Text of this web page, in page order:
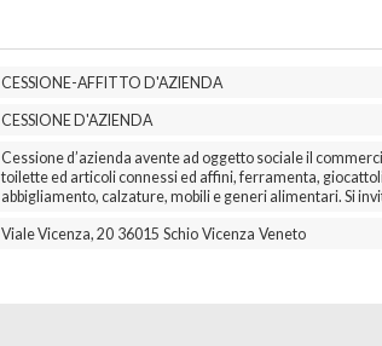
CESSIONE-AFFITTO D'AZIENDA
CESSIONE D'AZIENDA
Cessione d’azienda avente ad oggetto sociale il
toilette ed articoli connessi ed affini, ferramenta,
abbigliamento, calzature, mobili e generi alimentari. Si
Viale Vicenza, 20 36015 Schio Vicenza Veneto